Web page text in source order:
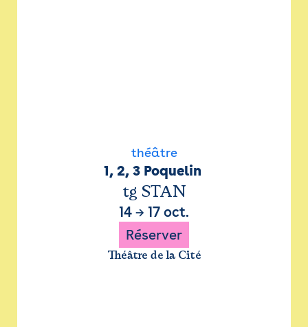
théâtre
1, 2, 3 Poquelin
tg STAN
14 → 17 oct.
Réserver
Théâtre de la Cité